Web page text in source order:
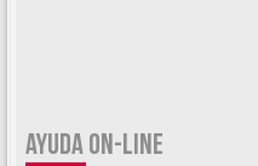
AYUDA ON-LINE